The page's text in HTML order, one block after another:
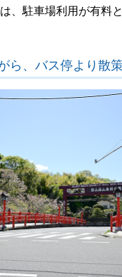
、駐車場利用が有料
ら、バス停より散